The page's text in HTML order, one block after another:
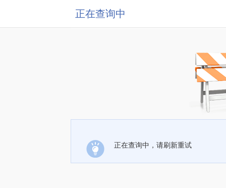
正在查询中
正在查询中，请刷新重试